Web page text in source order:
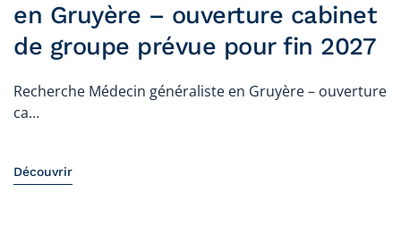
en Gruyère – ouverture cabinet
de groupe prévue pour fin 2027
Recherche Médecin généraliste en Gruyère – ouverture
ca…
Découvrir